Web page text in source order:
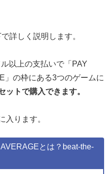
詳しく説明します。
以上の支払いで「PAY
」の枠にある3つのゲームに
ットで購入できます。
入ります。
とは？beat-the-